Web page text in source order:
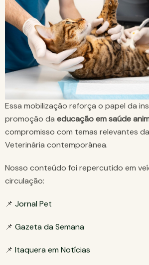
Essa mobilização reforça o papel da
promoção da educação em saúde
compromisso com temas relevantes
Veterinária contemporânea.
Nosso conteúdo foi repercutido em
circulação:
📌 Jornal Pet
📌 Gazeta da Semana
📌 Itaquera em Notícias